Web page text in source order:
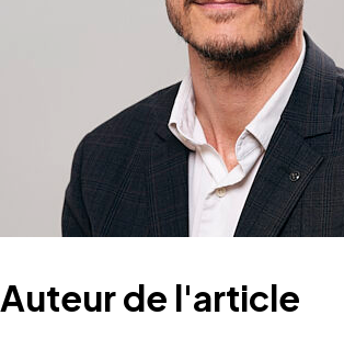
Auteur de l'article